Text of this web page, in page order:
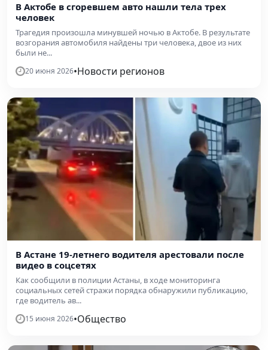
В Актобе в сгоревшем авто нашли тела трех
человек
Трагедия произошла минувшей ночью в Актобе. В результате
возгорания автомобиля найдены три человека, двое из них
были не...
20 июня 2026•Новости регионов
В Астане 19-летнего водителя арестовали после
видео в соцсетях
Как сообщили в полиции Астаны, в ходе мониторинга
социальных сетей стражи порядка обнаружили публикацию,
где водитель ав...
15 июня 2026•Общество